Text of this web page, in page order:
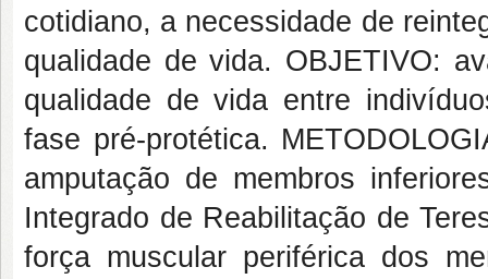
cotidiano, a necessidade de
qualidade de vida. OBJETIVO:
qualidade de vida entre
fase pré-protética.
amputação de membros
Integrado de Reabilitação de
força muscular periférica dos